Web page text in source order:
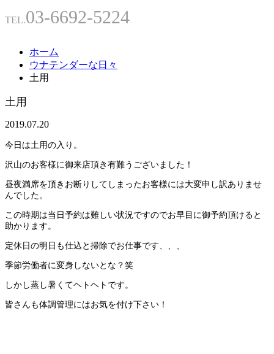
TEL.03-6692-5224
ホーム
ウナテンダーな日々
土用
土用
2019.07.20
今日は土用の入り。
沢山のお客様に御来店頂き有難うございました！
昼夜満席を頂きお断りしてしまったお客様には大変申し訳ありませ
んでした。
この時期は当日予約は難しい状況ですのでお早目に御予約頂けると
助かります。
定休日の明日も仕込と掃除でお仕事です、、、
季節労働者に変身しないとな？笑
しかし蒸し暑くてヘトヘトです。
皆さんも体調管理にはお気を付け下さい！